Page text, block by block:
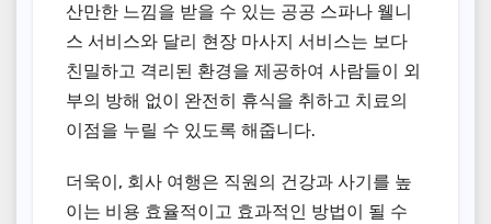
산만한 느낌을 받을 수 있는 공공 스파나 웰니
스 서비스와 달리 현장 마사지 서비스는 보다
친밀하고 격리된 환경을 제공하여 사람들이 외
부의 방해 없이 완전히 휴식을 취하고 치료의
이점을 누릴 수 있도록 해줍니다.
더욱이, 회사 여행은 직원의 건강과 사기를 높
이는 비용 효율적이고 효과적인 방법이 될 수